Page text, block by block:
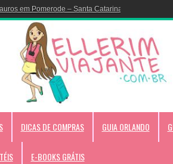
em Pomerode – Santa Catarina!
DICAS DE COMPRAS GUIA ORLANDO
E-BOOKS GRÁTIS